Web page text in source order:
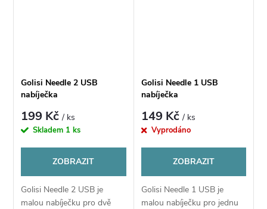
Golisi Needle 2 USB
nabíječka
199 Kč/ ks
Skladem 1 ks
ZOBRAZIT
Golisi Needle 2 USB je
malou nabíječku pro dvě
Golisi Needle 1 USB
nabíječka
149 Kč/ ks
Vyprodáno
ZOBRAZIT
Golisi Needle 1 USB je
malou nabíječku pro jednu